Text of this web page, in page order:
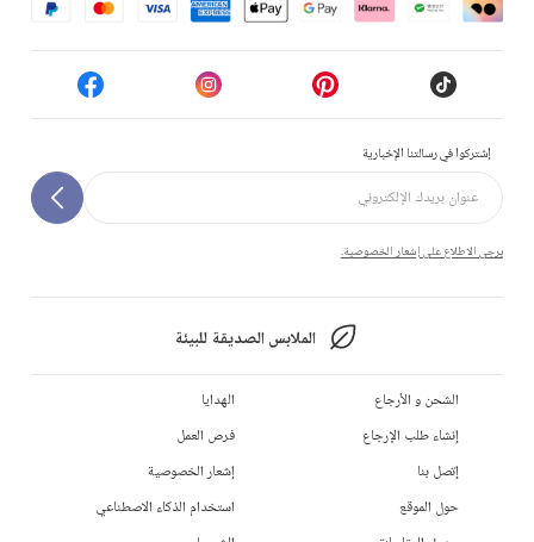
إشتركوا في رسالتنا الإخبارية
يرجى الاطلاع على إشعار الخصوصية.
الملابس الصديقة للبيئة
الشحن و الأرجاع
إنشاء طلب الإرجاع
إتصل بنا
حول الموقع
الهدايا
فرص العمل
إشعار الخصوصية
استخدام الذكاء الاصطناعي